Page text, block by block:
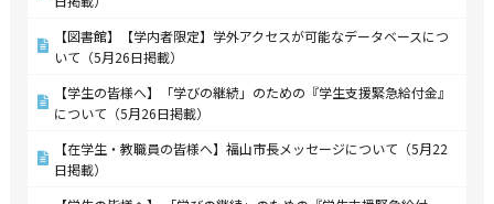
【図書館】【学内者限定】学外アクセスが可能なデータベースにつ
いて（5月26日掲載）
【学生の皆様へ】「学びの継続」のための『学生支援緊急給付金』
について（5月26日掲載）
【在学生・教職員の皆様へ】福山市長メッセージについて（5月22
日掲載）